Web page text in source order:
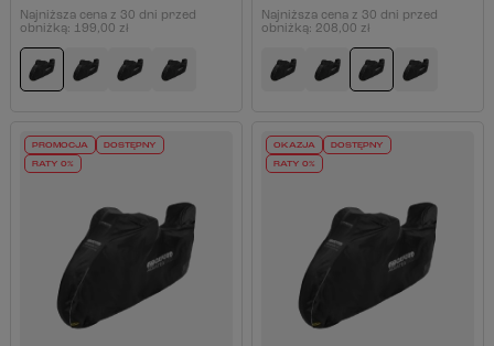
Najniższa cena z 30 dni przed
obniżką: 199,00 zł
Najniższa cena z 30 dni przed
obniżką: 208,00 zł
PROMOCJA DOSTĘPNY
RATY 0%
OKAZJA DOSTĘPNY
RATY 0%